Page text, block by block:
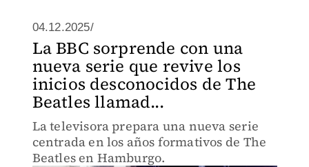
04.12.2025/
La BBC sorprende con una
nueva serie que revive los
inicios desconocidos de The
Beatles llamad...
La televisora prepara una nueva serie
centrada en los años formativos de The
Beatles en Hamburgo.